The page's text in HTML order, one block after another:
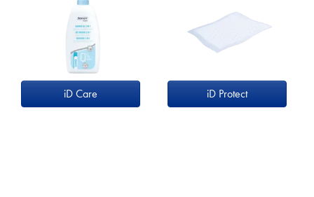
iD Care iD Protect